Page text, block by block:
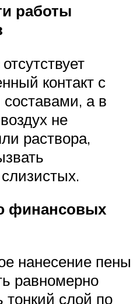
работы
контакт с
а в
не
раствора,
финансовых
нанесение пены
равномерно
тонкий слой по